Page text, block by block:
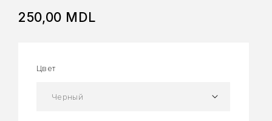
250,00 MDL
Цвет